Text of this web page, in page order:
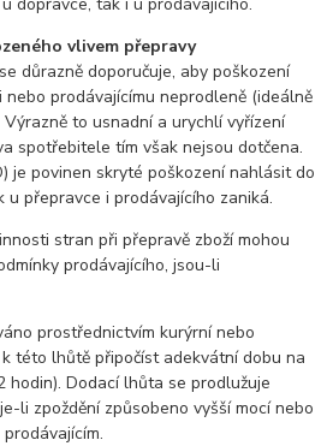
vlivem přepravy
důrazně doporučuje, aby poškození
prodávajícímu neprodleně (ideálně
to usnadní a urychlí vyřízení
spotřebitele tím však nejsou dotčena.
je povinen skryté poškození nahlásit do
u přepravce i prodávajícího zaniká.
stran při přepravě zboží mohou
prodávajícího, jsou-li
prostřednictvím kurýrní nebo
této lhůtě připočíst adekvátní dobu na
hodin). Dodací lhůta se prodlužuje
li zpoždění způsobeno vyšší mocí nebo